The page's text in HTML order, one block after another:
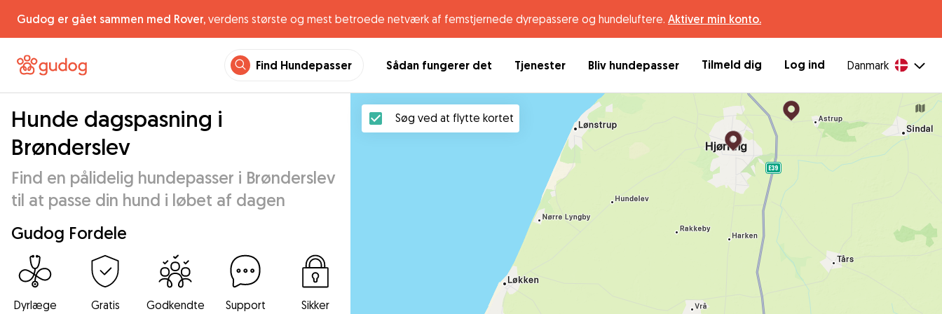
Gudog er gået sammen med Rover, verdens største og mest betroede netværk af femstjernede dyrepassere og hundeluftere. Aktiver min konto.
Find Hundepasser Sådan fungerer det Tjenester Bliv hundepasser Tilmeld dig Log ind Danmark
Hunde dagspasning i
Brønderslev
Find en pålidelig hundepasser i Brønderslev
til at passe din hund i løbet af dagen
Gudog Fordele
Dyrlæge
Gratis
Godkendte
Support
Sikker
Søg ved at flytte kortet